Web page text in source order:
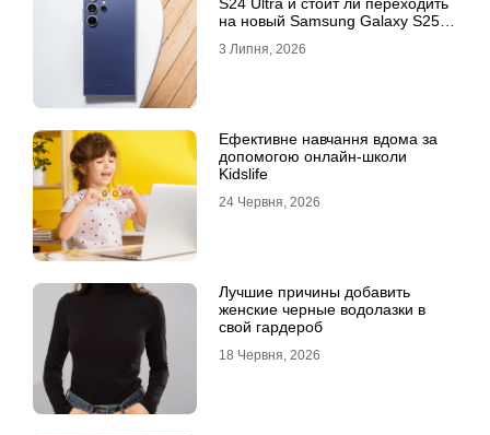
S24 Ultra и стоит ли переходить
на новый Samsung Galaxy S25
3 Липня, 2026
Ефективне навчання вдома за
допомогою онлайн-школи
Kidslife
24 Червня, 2026
Лучшие причины добавить
женские черные водолазки в
свой гардероб
18 Червня, 2026